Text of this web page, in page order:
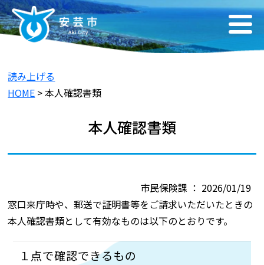
読み上げる
HOME > 本人確認書類
本人確認書類
市民保険課 ： 2026/01/19
窓口来庁時や、郵送で証明書等をご請求いただいたときの
本人確認書類として有効なものは以下のとおりです。
１点で確認できるもの